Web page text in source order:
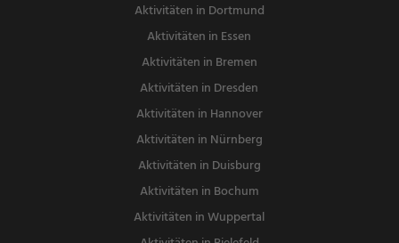
Aktivitäten in Dortmund
Aktivitäten in Essen
Aktivitäten in Bremen
Aktivitäten in Dresden
Aktivitäten in Hannover
Aktivitäten in Nürnberg
Aktivitäten in Duisburg
Aktivitäten in Bochum
Aktivitäten in Wuppertal